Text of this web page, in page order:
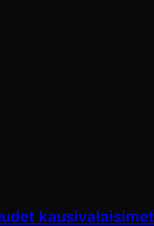
kausivalaisimet